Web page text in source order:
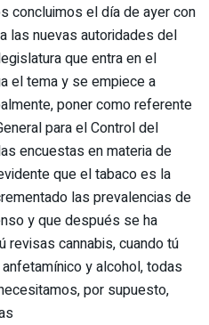
concluimos el día de ayer con
las nuevas autoridades del
que entra en el
el tema y se empiece a
poner como referente
para el Control del
encuestas en materia de
que el tabaco es la
las prevalencias de
y que después se ha
revisas cannabis, cuando tú
y alcohol, todas
por supuesto,